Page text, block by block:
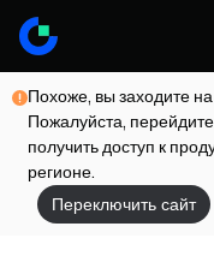
Похоже, вы заходите
Пожалуйста,
получить доступ к
регионе.
Переключить сайт